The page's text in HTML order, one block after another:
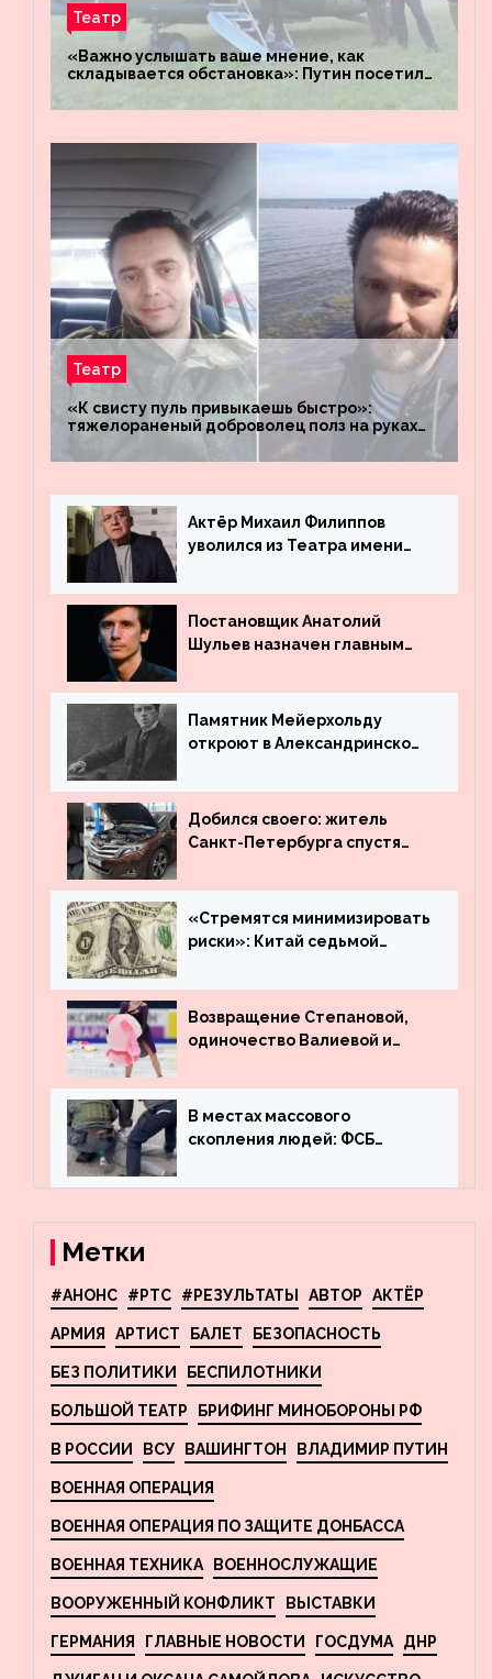
Театр
«Важно услышать ваше мнение, как
складывается обстановка»: Путин посетил
«Восток»
Театр
«К свисту пуль привыкаешь быстро»:
тяжелораненый доброволец полз на руках
четыре километра через заминированное
поле
Актёр Михаил Филиппов
уволился из Театра имени
Постановщик Анатолий
Шульев назначен главным
Вахтангова
Памятник Мейерхольду
откроют в Александринском
Добился своего: житель
Санкт-Петербурга спустя
угнанную в Казахстан
машину
«Стремятся минимизировать
риски»: Китай седьмой
деньги из американского
госдолга
Возвращение Степановой,
одиночество Валиевой и
что обсуждают в мире
фигурного катания
В местах массового
скопления людей: ФСБ
террористов, планировавших
Метки
#АНОНС #РТС #РЕЗУЛЬТАТЫ АВТОР АКТЁР
АРМИЯ АРТИСТ БАЛЕТ БЕЗОПАСНОСТЬ
БЕЗ ПОЛИТИКИ БЕСПИЛОТНИКИ
БОЛЬШОЙ ТЕАТР БРИФИНГ МИНОБОРОНЫ РФ
В РОССИИ ВСУ ВАШИНГТОН ВЛАДИМИР ПУТИН
ВОЕННАЯ ОПЕРАЦИЯ
ВОЕННАЯ ОПЕРАЦИЯ ПО ЗАЩИТЕ ДОНБАССА
ВОЕННАЯ ТЕХНИКА ВОЕННОСЛУЖАЩИЕ
ВООРУЖЕННЫЙ КОНФЛИКТ ВЫСТАВКИ
ГЕРМАНИЯ ГЛАВНЫЕ НОВОСТИ ГОСДУМА ДНР